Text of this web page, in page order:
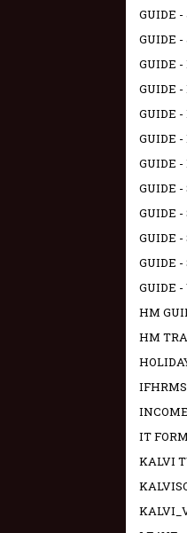
GUIDE
GUIDE
GUIDE -
GUIDE -
GUIDE -
GUIDE
GUIDE -
GUIDE -
GUIDE -
GUIDE -
GUIDE -
GUIDE -
HM
HM
IFHRMS
IT FORM
KALVI